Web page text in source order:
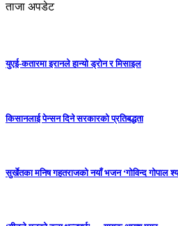
ताजा अपडेट
युएई-कतारमा इरानले हान्यो ड्रोन र मिसाइल
किसानलाई पेन्सन दिने सरकारको प्रतिबद्धता
सुर्खेतका मनिष गहतराजको नयाँ भजन ‘गोविन्द गोपाल